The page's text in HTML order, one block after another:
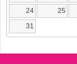
24
25
31